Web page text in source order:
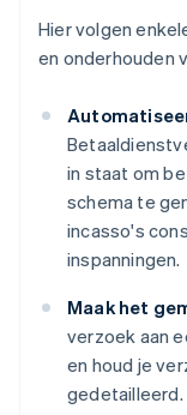
Hier volgen
en onderhouden
in staat om
schema te
incasso's
inspanningen.
Maak het
verzoek aan
en houd je